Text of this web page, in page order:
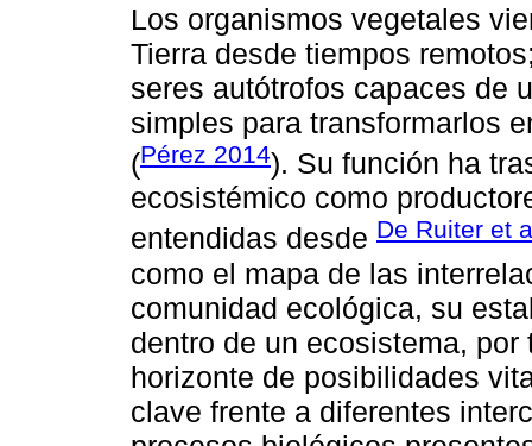
Los organismos vegetales
Tierra desde tiempos
seres autótrofos capaces de
simples para transformarlos
(Pérez 2014). Su función ha
ecosistémico como
entendidas desde De Ruiter et
como el mapa de las
comunidad ecológica, su
dentro de un ecosistema,
horizonte de posibilidades
clave frente a diferentes